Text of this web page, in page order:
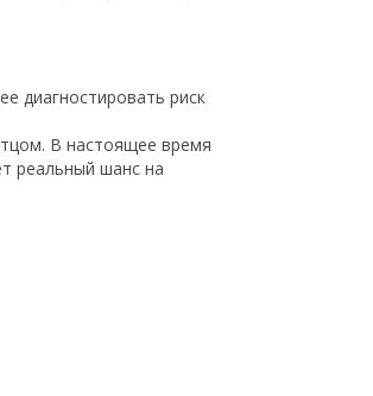
диагностировать риск
В настоящее время
реальный шанс на